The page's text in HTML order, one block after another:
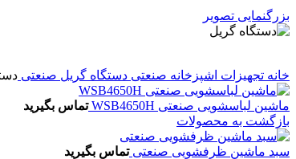
بزرگنمایی تصویر
خانه تجهیزات اشپزخانه صنعتی دستگاه گریل صنعتی
ماشین لباسشویی صنعتی WSB4650H
تماس بگیرید
بازگشت به محصولات
سبد ماشین ظرفشویی صنعتیتماس بگیرید